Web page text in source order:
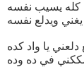
كله يسيب نفسه
يغني ويدلع نفسه
دلعني يا واد كده
في ده وده